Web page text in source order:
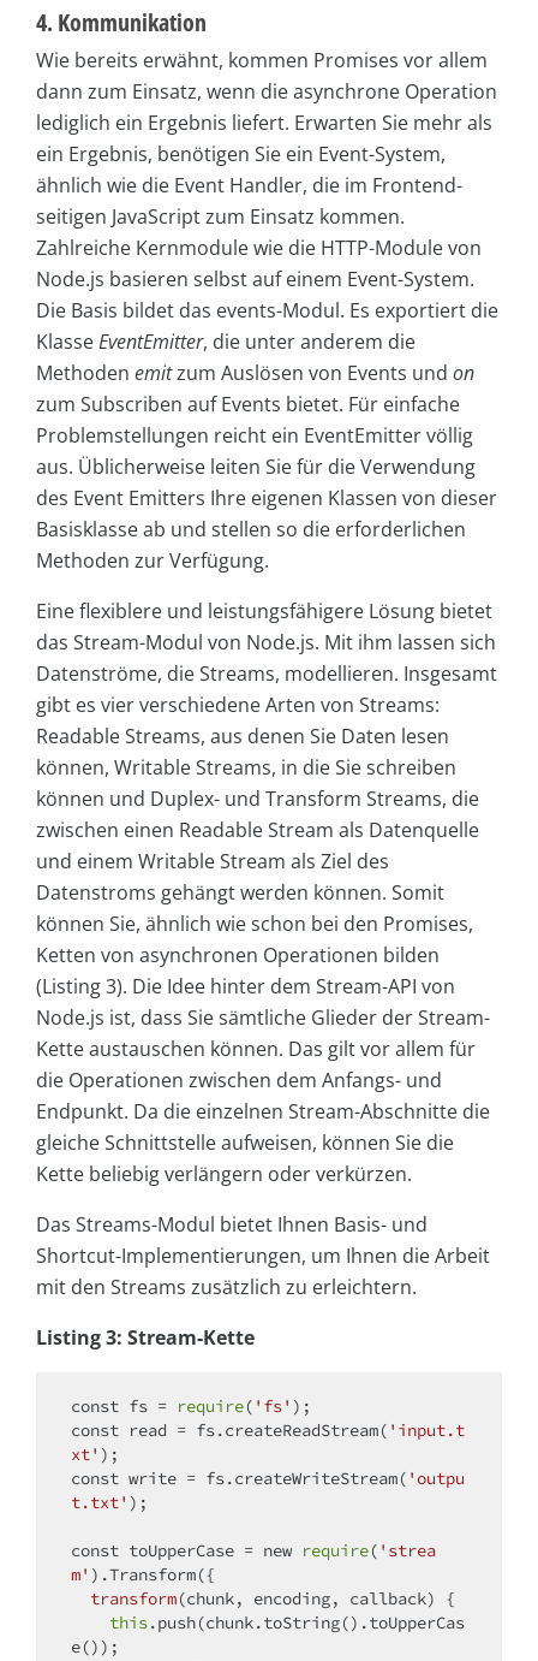
4. Kommunikation
Wie bereits erwähnt, kommen Promises vor allem
dann zum Einsatz, wenn die asynchrone Operation
lediglich ein Ergebnis liefert. Erwarten Sie mehr als
ein Ergebnis, benötigen Sie ein Event-System,
ähnlich wie die Event Handler, die im Frontend-
seitigen JavaScript zum Einsatz kommen.
Zahlreiche Kernmodule wie die HTTP-Module von
Node.js basieren selbst auf einem Event-System.
Die Basis bildet das events-Modul. Es exportiert die
KlasseEventEmitter, die unter anderem die
Methoden emitzum Auslösen von Events und on
zum Subscriben auf Events bietet. Für einfache
Problemstellungen reicht ein EventEmitter völlig
aus. Üblicherweise leiten Sie für die Verwendung
des Event Emitters Ihre eigenen Klassen von dieser
Basisklasse ab und stellen so die erforderlichen
Methoden zur Verfügung.
Eine flexiblere und leistungsfähigere Lösung bietet
das Stream-Modul von Node.js. Mit ihm lassen sich
Datenströme, die Streams, modellieren. Insgesamt
gibt es vier verschiedene Arten von Streams:
Readable Streams, aus denen Sie Daten lesen
können, Writable Streams, in die Sie schreiben
können und Duplex- und Transform Streams, die
zwischen einen Readable Stream als Datenquelle
und einem Writable Stream als Ziel des
Datenstroms gehängt werden können. Somit
können Sie, ähnlich wie schon bei den Promises,
Ketten von asynchronen Operationen bilden
(Listing 3). Die Idee hinter dem Stream-API von
Node.js ist, dass Sie sämtliche Glieder der Stream-
Kette austauschen können. Das gilt vor allem für
die Operationen zwischen dem Anfangs- und
Endpunkt. Da die einzelnen Stream-Abschnitte die
gleiche Schnittstelle aufweisen, können Sie die
Kette beliebig verlängern oder verkürzen.
Das Streams-Modul bietet Ihnen Basis- und
Shortcut-Implementierungen, um Ihnen die Arbeit
mit den Streams zusätzlich zu erleichtern.
Listing 3: Stream-Kette
const fs = require( 'fs'
const read = fs.createReadStream( 'input.t
xt'
const write = fs.createWriteStream( 'outpu
t.txt' );
const toUpperCase = new require( 'strea
m' ).Transform({
transform(chunk, encoding, callback)
{
this.push(chunk.toString().toUpperCas
e());